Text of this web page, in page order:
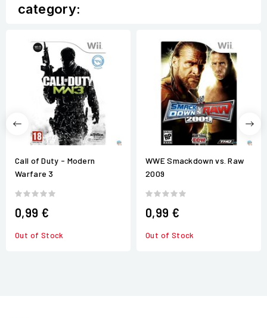
category:
Call of Duty - Modern
Warfare 3
0,99 €
Out of Stock
WWE Smackdown vs. Raw
2009
0,99 €
Out of Stock